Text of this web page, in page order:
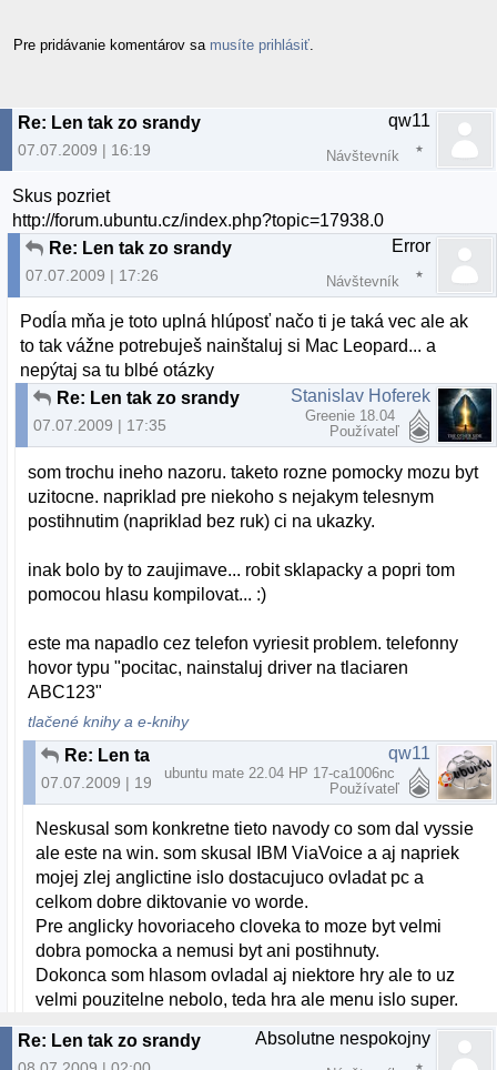
Pre pridávanie komentárov sa musíte prihlásiť
Re: Len tak zo srandy
07.07.2009 | 16:19
qw11
Návštevník
Skus pozriet
http://forum.ubuntu.cz/index.php?topic=17938.0
Re: Len tak zo srandy
07.07.2009 | 17:26
Error
Návštevník
Podĺa mňa je toto uplná hlúposť načo ti je taká vec ale ak
to tak vážne potrebuješ nainštaluj si Mac Leopard... a
nepýtaj sa tu blbé otázky
Re: Len tak zo srandy
07.07.2009 | 17:35
Stanislav Hoferek
Greenie 18.04
Používateľ
som trochu ineho nazoru. taketo rozne pomocky mozu byt
uzitocne. napriklad pre niekoho s nejakym telesnym
postihnutim (napriklad bez ruk) ci na ukazky.
inak bolo by to zaujimave... robit sklapacky a popri tom
pomocou hlasu kompilovat... :)
este ma napadlo cez telefon vyriesit problem. telefonny
hovor typu "pocitac, nainstaluj driver na tlaciaren
ABC123"
tlačené knihy a e-knihy
Re: Len tak zo srandy
07.07.2009 | 19:43
qw11
ubuntu mate 22.04 HP 17-ca1006nc
Používateľ
Neskusal som konkretne tieto navody co som dal vyssie
ale este na win. som skusal IBM ViaVoice a aj napriek
mojej zlej anglictine islo dostacujuco ovladat pc a
celkom dobre diktovanie vo worde.
Pre anglicky hovoriaceho cloveka to moze byt velmi
dobra pomocka a nemusi byt ani postihnuty.
Dokonca som hlasom ovladal aj niektore hry ale to uz
velmi pouzitelne nebolo, teda hra ale menu islo super.
Re: Len tak zo srandy Absolutne nespokojny